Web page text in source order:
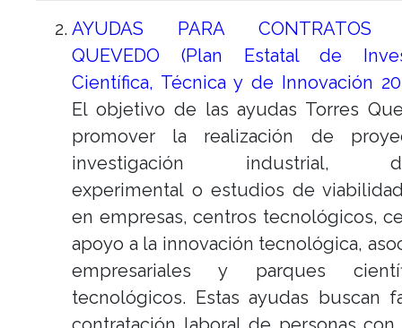
AYUDAS PARA CONTRATOS
QUEVEDO (Plan Estatal de
Científica, Técnica y de Innovación
El objetivo de las ayudas Torres
promover la realización de
investigación industrial,
experimental o estudios de
en empresas, centros tecnológicos,
apoyo a la innovación tecnológica,
empresariales y parques
tecnológicos. Estas ayudas buscan